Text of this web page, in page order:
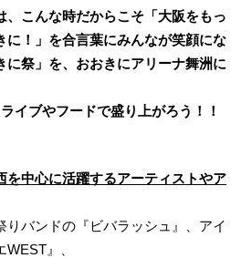
、こんな時だからこそ「大阪をもっ
に！」を合言葉にみんなが笑顔にな
に祭」を、おおきにアリーナ舞洲に
イブやフードで盛り上がろう！！
中心に活躍するアーティストやア
りバンドの『ビバラッシュ』、アイ
』、